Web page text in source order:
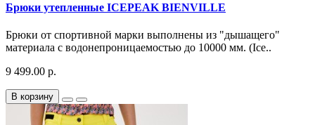
Брюки утепленные ICEPEAK BIENVILLE
Брюки от спортивной марки выполнены из "дышащего"
материала с водонепроницаемостью до 10000 мм. (Ice..
9 499.00 р.
В корзину